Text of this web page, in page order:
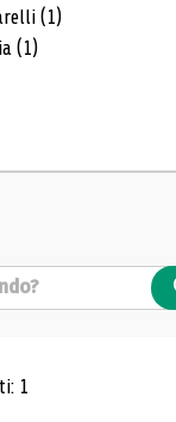
(1)
(1)
di ricerca
1